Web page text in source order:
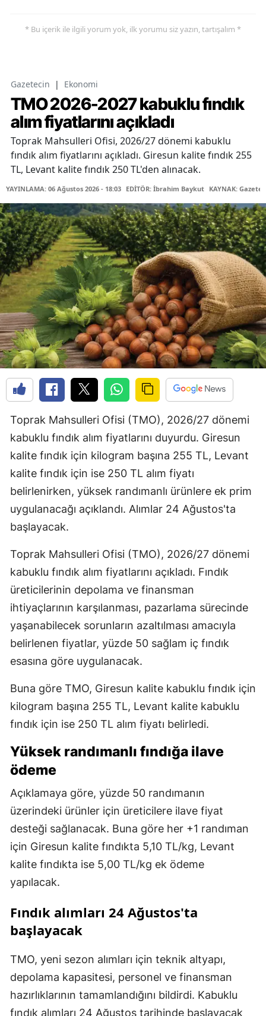
* Bu içerik ile ilgili yorum yok, ilk yorumu siz yazın, tartışalım *
Gazetecin | Ekonomi
TMO 2026-2027 kabuklu fındık
alım fiyatlarını açıkladı
Toprak Mahsulleri Ofisi, 2026/27 dönemi kabuklu
fındık alım fiyatlarını açıkladı. Giresun kalite fındık 255
TL, Levant kalite fındık 250 TL'den alınacak.
YAYINLAMA: 06 Ağustos 2026 - 18:03 EDİTÖR: İbrahim Baykut KAYNAK:
Toprak Mahsulleri Ofisi (TMO), 2026/27 dönemi
kabuklu fındık alım fiyatlarını duyurdu. Giresun
kalite fındık için kilogram başına 255 TL, Levant
kalite fındık için ise 250 TL alım fiyatı
belirlenirken, yüksek randımanlı ürünlere ek prim
uygulanacağı açıklandı. Alımlar 24 Ağustos'ta
başlayacak.
Toprak Mahsulleri Ofisi (TMO), 2026/27 dönemi
kabuklu fındık alım fiyatlarını açıkladı. Fındık
üreticilerinin depolama ve finansman
ihtiyaçlarının karşılanması, pazarlama sürecinde
yaşanabilecek sorunların azaltılması amacıyla
belirlenen fiyatlar, yüzde 50 sağlam iç fındık
esasına göre uygulanacak.
Buna göre TMO, Giresun kalite kabuklu fındık için
kilogram başına 255 TL, Levant kalite kabuklu
fındık için ise 250 TL alım fiyatı belirledi.
Yüksek randımanlı fındığa ilave
ödeme
Açıklamaya göre, yüzde 50 randımanın
üzerindeki ürünler için üreticilere ilave fiyat
desteği sağlanacak. Buna göre her +1 randıman
için Giresun kalite fındıkta 5,10 TL/kg, Levant
kalite fındıkta ise 5,00 TL/kg ek ödeme
yapılacak.
Fındık alımları 24 Ağustos'ta
başlayacak
TMO, yeni sezon alımları için teknik altyapı,
depolama kapasitesi, personel ve finansman
hazırlıklarının tamamlandığını bildirdi. Kabuklu
fındık alımları 24 Ağustos tarihinde başlayacak